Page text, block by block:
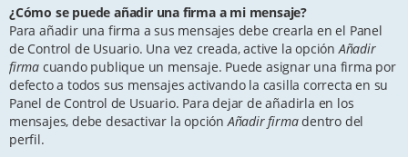
¿Cómo se puede añadir una firma a mi mensaje?
Para añadir una firma a sus mensajes debe crearla en el Panel
de Control de Usuario. Una vez creada, active la opciónAñadir
firma cuando publique un mensaje. Puede asignar una firma por
defecto a todos sus mensajes activando la casilla correcta en su
Panel de Control de Usuario. Para dejar de añadirla en los
mensajes, debe desactivar la opciónAñadir firmadentro del
perfil.